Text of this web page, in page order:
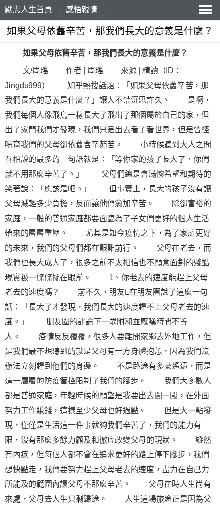
勵志人生首頁
感悟親情
導
如果父母依舊辛苦，那我們長大的意義是什麼？
如果父母依舊辛苦，那我們長大的意義是什麼？
文/周瑤 作者 | 周瑤 來源 | 精讀（ID：
Jingdu999） 知乎熱搜話題：「如果父母依舊辛苦，那
我們長大的意義是什麼？」讓人不禁沉思許久。 是啊，
我們每個人像飛鳥一樣長大了飛出了那個屬於自己的家，但
出了家門我們才發現，我們只是出去看了看世界，但是曾經
哺育我們的父母卻依舊含辛茹苦。 小時候聽到大人之間
互相說的最多的一句話就是：「等你家的孩子長大了，你們
就不用那麼辛苦了。」 父母們總是會滿懷希望和期待的
笑著說：「應該是吧。」 但事實上，長大的孩子沒有讓
父母減輕多少負擔，反而讓他們愈加辛苦。 除卻富裕的
家庭，一般的普通家庭都要面臨為了子女們更好的個人生活
帶來的層層重壓。 尤其是如今疫情之下，為了家庭更好
的未來，我們的父母們都在艱難前行。 父母在老去，而
我們也長大成人了，很多之前不太相信也不願意面對的殘酷
現實被一條條擺在眼前。 1、你老去的速度能趕上父母
老去的速度嗎？ 前不久，朋友L在朋友圈說了這麼一句
話：「長大了才發現，我們長大的速度趕不上父母老去的速
度。」 朋友圈的評論下一眾附和並感嘆時間不等
人。 疫情反反覆覆，很多人要離開家鄉去外地工作，但
是我們最不想聽到的就是父母有一方身體抱恙，因為我們沒
辦法立刻趕到他們的身邊。 不是路途有多麼遙遠，而是
這一層層的防疫管控限制了我們的腳步。 我們大多數人
都是普通家庭，年輕時候的願望是我要出去闖一闖，在外面
努力工作賺錢，這樣至少父母也好過點。 但是大一點發
現，僅僅是生活這一件事就夠我們辛苦了，我們的能力有
限，沒有那麼多餘力顧及和徹底改變父母的現狀。 縱然
有內疚，但每個人都不會在追求更好的路上停下腳步，我們
想快點走，我們要努力趕上父母老去的速度，盡力在自己力
所能及的範圍內讓父母不那麼辛苦。 父母在時人生尚有
來處，父母去人生只剩歸途。 人生這場旅途正是因為父